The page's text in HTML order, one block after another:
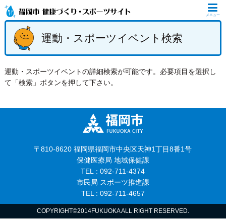
メニュー
運動・スポーツイベント検索
運動・スポーツイベントの詳細検索が可能です。必要項目を選択し
て「検索」ボタンを押して下さい。
〒810-8620 福岡県福岡市中央区天神1丁目8番1号
保健医療局 地域保健課
TEL : 092-711-4374
市民局 スポーツ推進課
TEL : 092-711-4657
COPYRIGHT©2014FUKUOKA ALL RIGHT RESERVED.